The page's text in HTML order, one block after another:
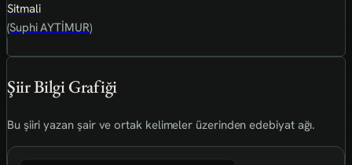
Sitmali
(Suphi AYTİMUR)
Şiir Bilgi Grafiği
Bu şiiri yazan şair ve ortak kelimeler üzerinden edebiyat ağı.